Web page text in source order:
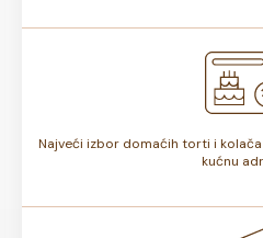
Najveći izbor domaćih torti i
kućnu